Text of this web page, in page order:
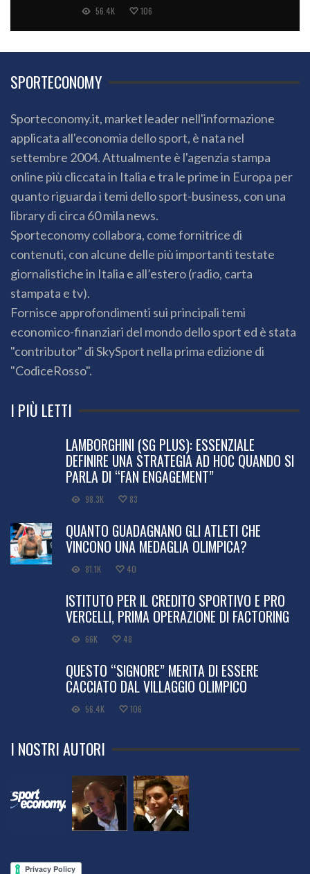
56.4K 106
SPORTECONOMY
Sporteconomy.it, market leader nell'informazione
applicata all'economia dello sport, è nata nel
settembre 2004. Attualmente è l'agenzia stampa
online più cliccata in Italia e tra le prime in Europa per
quanto riguarda i temi dello sport-business, con una
library di circa 60 mila news.
Sporteconomy collabora, come fornitrice di
contenuti, con alcune delle più importanti testate
giornalistiche in Italia e all’estero (radio, carta
stampata e tv).
Fornisce approfondimenti sui principali temi
economico-finanziari del mondo dello sport ed è stata
"contributor" di SkySport nella prima edizione di
"CodiceRosso".
I PIÙ LETTI
LAMBORGHINI (SG PLUS): ESSENZIALE
DEFINIRE UNA STRATEGIA AD HOC QUANDO SI
PARLA DI “FAN ENGAGEMENT”
98.3K 83
QUANTO GUADAGNANO GLI ATLETI CHE
VINCONO UNA MEDAGLIA OLIMPICA?
81.1K 40
ISTITUTO PER IL CREDITO SPORTIVO E PRO
VERCELLI, PRIMA OPERAZIONE DI FACTORING
66K 48
QUESTO “SIGNORE” MERITA DI ESSERE
CACCIATO DAL VILLAGGIO OLIMPICO
56.4K 106
I NOSTRI AUTORI